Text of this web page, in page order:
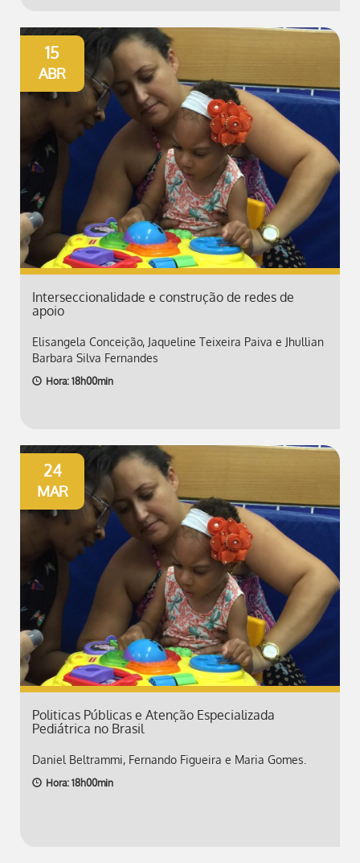
15
ABR
Interseccionalidade e construção de redes de
apoio
Elisangela Conceição, Jaqueline Teixeira Paiva e Jhullian
Barbara Silva Fernandes
Hora: 18h00min
24
MAR
Politicas Públicas e Atenção Especializada
Pediátrica no Brasil
Daniel Beltrammi, Fernando Figueira e Maria Gomes.
Hora: 18h00min